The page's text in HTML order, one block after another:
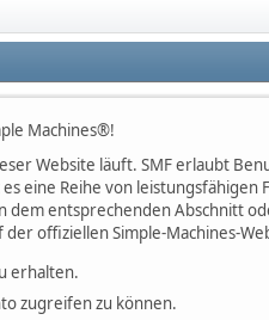
Machines®!
Website läuft. SMF erlaubt
eine Reihe von
entsprechenden Abschnitt
offiziellen Simple-Machines-
erhalten.
zugreifen zu können.